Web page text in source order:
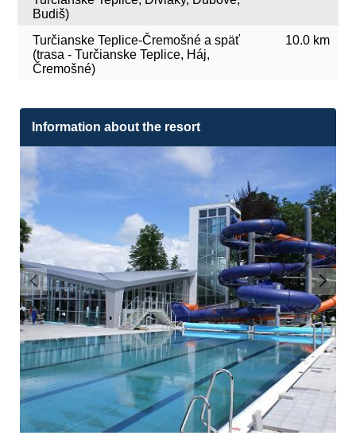
Budiš)
Turčianske Teplice-Čremošné a späť
(trasa - Turčianske Teplice, Háj,
Čremošné)
10.0 km
Information about the resort